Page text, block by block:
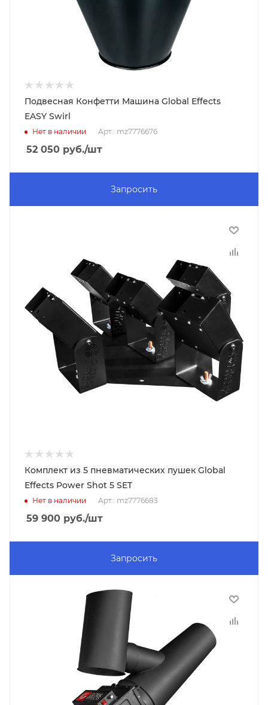
Подвесная Конфетти Машина Global Effects
EASY Swirl
Нет в наличии Арт.: mz7776676
52 050 руб./шт
Запросить
Комплект из 5 пневматических пушек Global
Effects Power Shot 5 SET
Нет в наличии Арт.: mz7776683
59 900 руб./шт
Запросить